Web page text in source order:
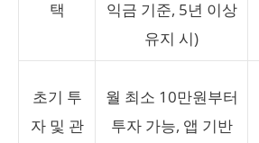
택
익금 기준, 5년 이상
유지 시)
초기 투
자 및 관
월 최소 10만원부터
투자 가능, 앱 기반